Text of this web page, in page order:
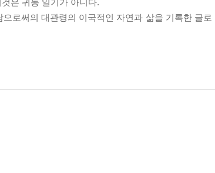
은 귀농 일기가 아니다.
로써의 대관령의 이국적인 자연과 삶을 기록한 글